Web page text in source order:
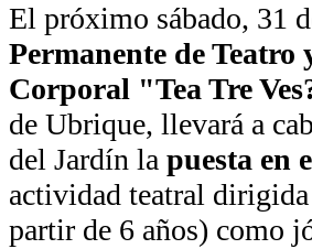
El próximo sábado, 31
Permanente de Teatro
Corporal "Tea Tre
de Ubrique, llevará a
del Jardín la puesta en
actividad teatral
partir de 6 años) como